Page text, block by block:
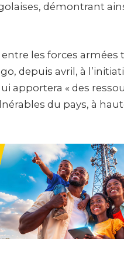
démontrant
les forces armées
depuis avril, à
apportera « des
du pays, à